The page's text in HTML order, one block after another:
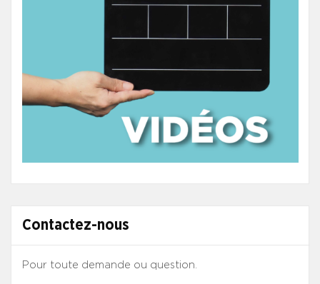
Contactez-nous
Pour toute demande ou question.